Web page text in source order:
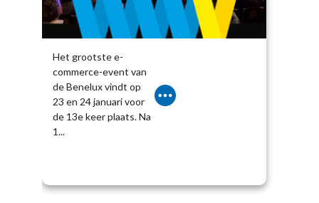
Het grootste e-
commerce-event van
de Benelux vindt op
23 en 24 januari voor
de 13e keer plaats. Na
1...